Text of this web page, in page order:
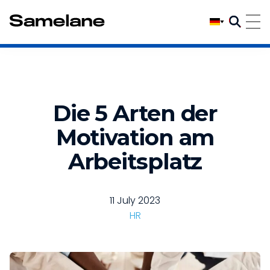
Die 5 Arten der
Motivation am
Arbeitsplatz
11 July 2023
HR